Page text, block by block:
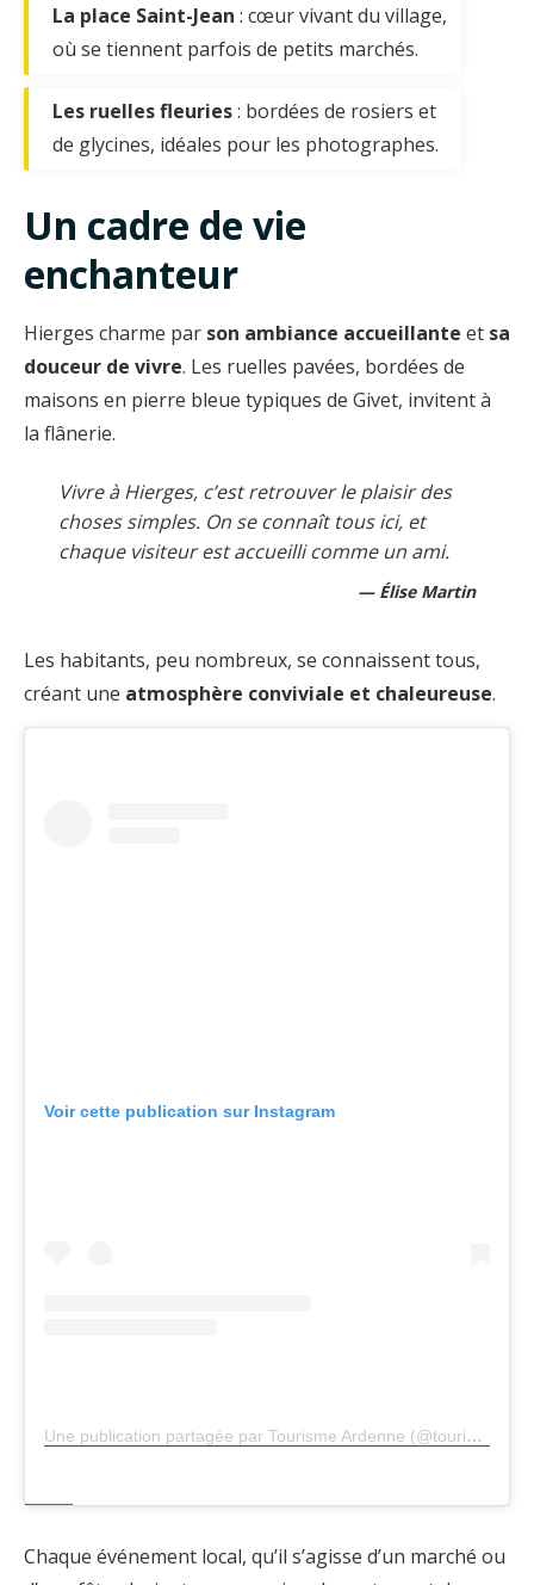
La place Saint-Jean : cœur vivant du village,
où se tiennent parfois de petits marchés.
Les ruelles fleuries: bordées de rosiers et
de glycines, idéales pour les photographes.
Un cadre de vie
enchanteur
Hierges charme par son ambiance accueillante et sa
douceur de vivre. Les ruelles pavées, bordées de
maisons en pierre bleue typiques de Givet, invitent à
la flânerie.
Vivre à Hierges, c’est retrouver le plaisir des
choses simples. On se connaît tous ici, et
chaque visiteur est accueilli comme un ami.
Élise Martin
Les habitants, peu nombreux, se connaissent tous,
créant une atmosphère conviviale et chaleureuse.
Voir cette publication sur Instagram
Une publication partagée par Tourisme Ardenne (@tourismeardenne)
Chaque événement local, qu’il s’agisse d’un marché ou